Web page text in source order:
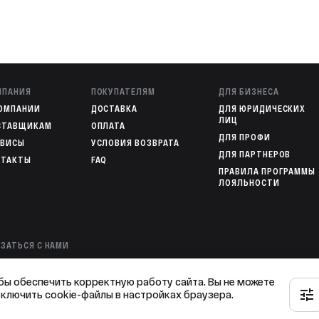
ПОКУПАТЕЛЯМ
ДОСТАВКА
ОПЛАТА
УСЛОВИЯ ВОЗВРАТА
FAQ
ДЛЯ БИЗНЕСА
ДЛЯ ЮРИДИЧЕСКИХ
ЛИЦ
ДЛЯ ПРОФИ
ДЛЯ ПАРТНЕРОВ
ПРАВИЛА ПРОГРАММЫ
ЛОЯЛЬНОСТИ
С НАМИ
136-72-49— ГОРЯЧАЯ ЛИНИЯ
TERM.RU
обеспечить корректную работу сайта. Вы не можете
cookie-файлы в настройках браузера.